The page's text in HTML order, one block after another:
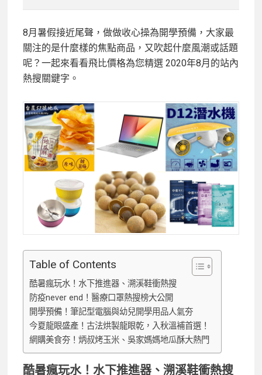
8月暑假接近尾聲，做做收心操為開學預備，大家最
關注的是什麼樣的焦點商品，又吹起什麼風潮或話題
呢？一起來看看飛比價格為您精選 2020年8月的站內
熱搜關鍵字。
Table of Contents
酷暑瘋玩水！水下推進器、溯溪鞋衝熱搜
防疫never end！醫療口罩熱搜榜大公開
開學預備！筆記型電腦與幼兒開學用品人氣夯
今夏龍眼盛產！古法烘製龍眼乾，入秋溫補首選！
網購美食夯！炳叔烤玉米、吳家媽媽地瓜酥大熱門
酷暑瘋玩水！水下推進器、溯溪鞋衝熱搜